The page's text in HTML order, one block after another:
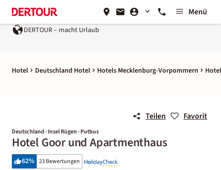
Menü
DERTOUR – macht Urlaub
Hotel Deutschland Hotel Hotels Mecklenburg-Vorpommern
Teilen Favorit
Deutschland · Insel Rügen · Putbus
Hotel Goor und Apartmenthaus
62% 23 Bewertungen